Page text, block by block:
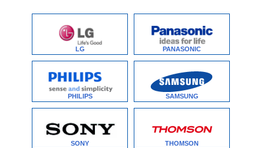
LG PANASONIC
PHILIPS SAMSUNG
SONY THOMSON